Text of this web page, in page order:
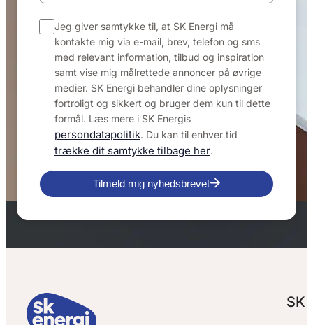
Jeg giver samtykke til, at SK Energi må
kontakte mig via e-mail, brev, telefon og sms
med relevant information, tilbud og inspiration
samt vise mig målrettede annoncer på øvrige
medier. SK Energi behandler dine oplysninger
fortroligt og sikkert og bruger dem kun til dette
formål. Læs mere i SK Energis
persondatapolitik. Du kan til enhver tid
trække dit samtykke tilbage her.
Tilmeld mig nyhedsbrevet
SK